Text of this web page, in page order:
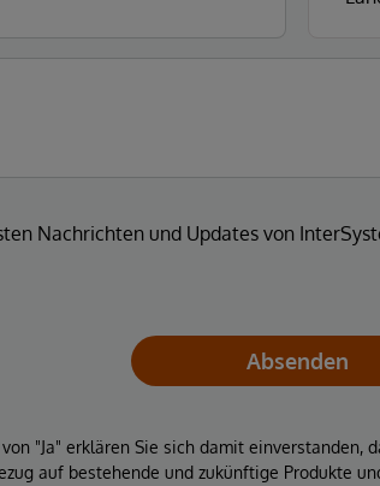
Nachrichten und Updates von
Absenden
"Ja" erklären Sie sich damit einverstanden,
auf bestehende und zukünftige Produkte